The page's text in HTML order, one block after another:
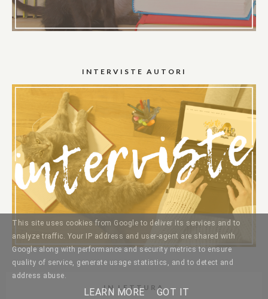
INTERVISTE AUTORI
IN LETTURA
This site uses cookies from Google to deliver its services and to
analyze traffic. Your IP address and user-agent are shared with
Google along with performance and security metrics to ensure
quality of service, generate usage statistics, and to detect and
address abuse.
LEARN MORE GOT IT